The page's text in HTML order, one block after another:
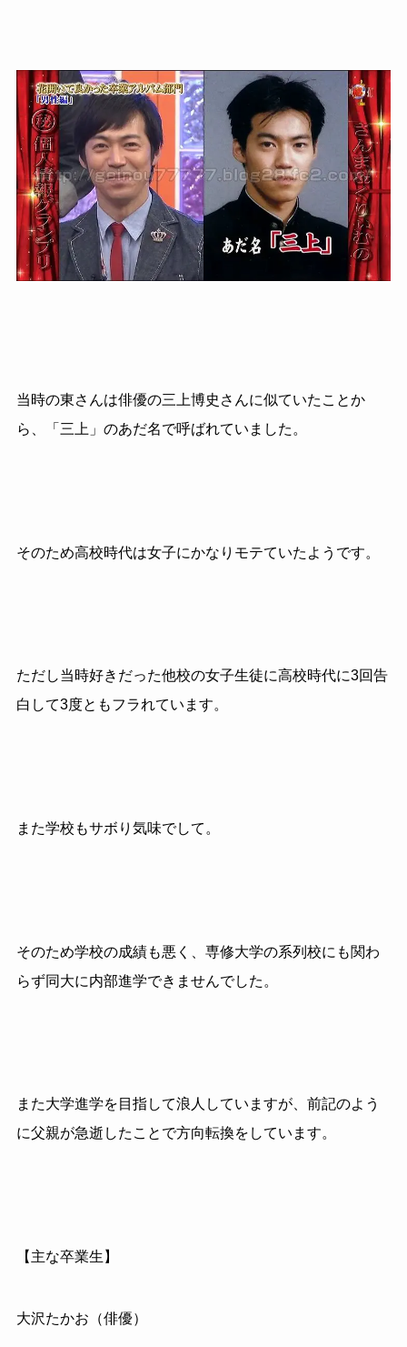
当時の東さんは俳優の三上博史さんに似ていたことか
ら、「三上」のあだ名で呼ばれていました。
そのため高校時代は女子にかなりモテていたようです。
ただし当時好きだった他校の女子生徒に高校時代に3回告
白して3度ともフラれています。
また学校もサボり気味でして。
そのため学校の成績も悪く、専修大学の系列校にも関わ
らず同大に内部進学できませんでした。
また大学進学を目指して浪人していますが、前記のよう
に父親が急逝したことで方向転換をしています。
【主な卒業生】
大沢たかお（俳優）